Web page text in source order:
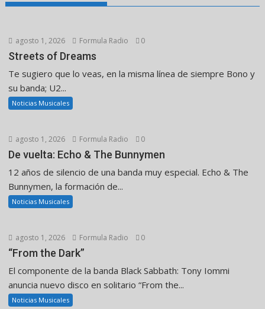
agosto 1, 2026 Formula Radio 0
Streets of Dreams
Te sugiero que lo veas, en la misma línea de siempre Bono y
su banda; U2...
Noticias Musicales
agosto 1, 2026 Formula Radio 0
De vuelta: Echo & The Bunnymen
12 años de silencio de una banda muy especial. Echo & The
Bunnymen, la formación de...
Noticias Musicales
agosto 1, 2026 Formula Radio 0
“From the Dark”
El componente de la banda Black Sabbath: Tony Iommi
anuncia nuevo disco en solitario “From the...
Noticias Musicales